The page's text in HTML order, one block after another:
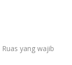
Ruas yang wajib